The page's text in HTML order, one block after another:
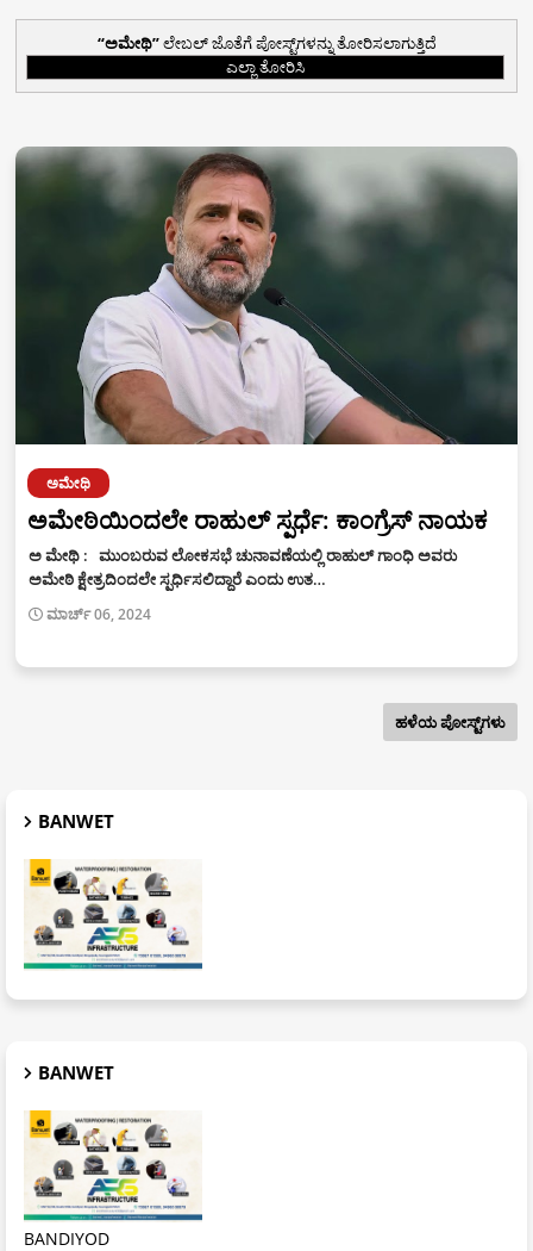
ಅಮೇಥಿ ಲೇಬಲ್ ಜೊತೆಗೆ ಪೋಸ್ಟ್‌ಗಳನ್ನು ತೋರಿಸಲಾಗುತ್ತಿದೆ
ಎಲ್ಲಾ ತೋರಿಸಿ
ಅಮೇಥಿ
ಅಮೇಠಿಯಿಂದಲೇ ರಾಹುಲ್ ಸ್ಪರ್ಧೆ: ಕಾಂಗ್ರೆಸ್ ನಾಯಕ
ಅ ಮೇಥಿ : ಮುಂಬರುವ ಲೋಕಸಭೆ ಚುನಾವಣೆಯಲ್ಲಿ ರಾಹುಲ್ ಗಾಂಧಿ ಅವರು
ಅಮೇಠಿ ಕ್ಷೇತ್ರದಿಂದಲೇ ಸ್ಪರ್ಧಿಸಲಿದ್ದಾರೆ ಎಂದು ಉತ…
ಮಾರ್ಚ್ 06, 2024
ಹಳೆಯ ಪೋಸ್ಟ್‌ಗಳು
BANWET
BANWET
BANDIYOD